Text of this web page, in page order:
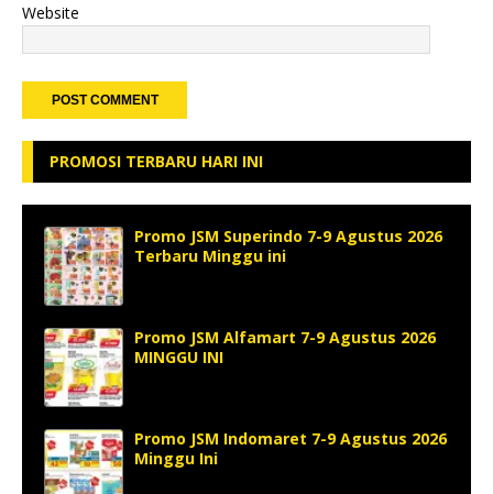
Website
PROMOSI TERBARU HARI INI
Promo JSM Superindo 7-9 Agustus 2026
Terbaru Minggu ini
Promo JSM Alfamart 7-9 Agustus 2026
MINGGU INI
Promo JSM Indomaret 7-9 Agustus 2026
Minggu Ini